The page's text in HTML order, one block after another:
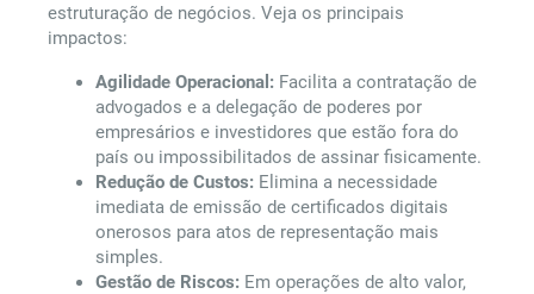
estruturação de negócios. Veja os principais
impactos:
Agilidade Operacional: Facilita a contratação de
advogados e a delegação de poderes por
empresários e investidores que estão fora do
país ou impossibilitados de assinar fisicamente.
Redução de Custos: Elimina a necessidade
imediata de emissão de certificados digitais
onerosos para atos de representação mais
simples.
Gestão de Riscos: Em operações de alto valor,